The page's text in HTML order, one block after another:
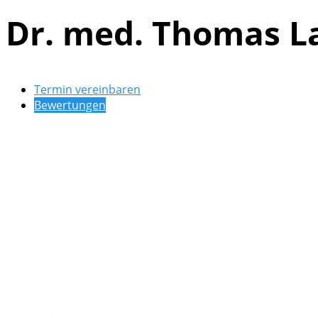
Dr. med. Thomas
Termin vereinbaren
Bewertungen